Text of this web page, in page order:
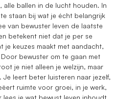
alle ballen in de lucht houden. In
staan bij wat je écht belangrijk
van bewuster leven de laatste
betekent niet dat je per se
je keuzes maakt met aandacht,
bewuster om te gaan met
je niet alleen je welzijn, maar
leert beter luisteren naar jezelf,
ruimte voor groei, in je werk,